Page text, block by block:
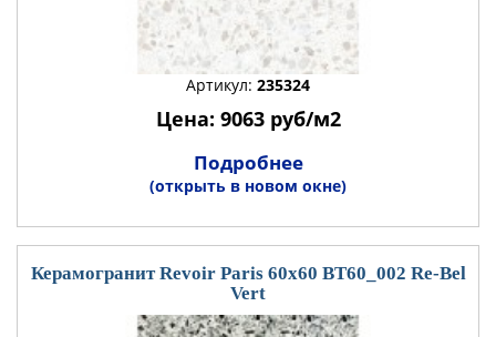
Артикул: 235324
Цена: 9063 руб/м2
Подробнее
(открыть в новом окне)
Керамогранит Revoir Paris 60x60 BT60_002 Re-Bel
Vert